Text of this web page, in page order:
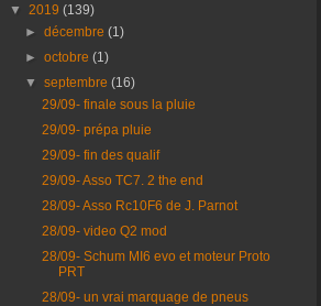
▼ 2019 (139)
►décembre(1)
►octobre(1)
▼septembre(16)
29/09- finale sous la pluie
29/09- prépa pluie
29/09- fin des qualif
29/09- Asso TC7. 2 the end
28/09- Asso Rc10F6 de J. Parnot
28/09- video Q2 mod
28/09- Schum MI6 evo et moteur Proto
PRT
28/09- un vrai marquage de pneus